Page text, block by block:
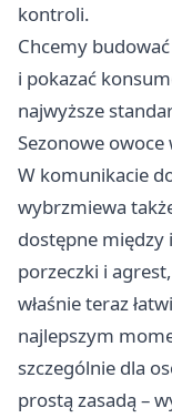
kontroli.
Chcemy
i pokazać
najwyższe
Sezonowe
W komunikacie
wybrzmiewa
dostępne
porzeczki i
właśnie teraz
najlepszym
szczególnie dla
prostą zasadą –